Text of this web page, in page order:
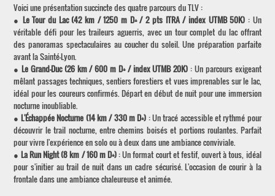
Voici une présentation succincte des quatre parcours du TLV :
● Le Tour du Lac (42 km / 1250 m D+ / 2 pts ITRA / index UTMB 50K) : Un
véritable défi pour les traileurs aguerris, avec un tour complet du lac offrant
des panoramas spectaculaires au coucher du soleil. Une préparation parfaite
avant la Sainté-Lyon.
● Le Grand-Duc (26 km / 600 m D+ / index UTMB 20K): Un parcours exigeant
mêlant passages techniques, sentiers forestiers et vues imprenables sur le lac,
idéal pour les coureurs confirmés. Départ en début de nuit pour une immersion
nocturne inoubliable.
● L'Échappée Nocturne (14 km / 330 m D+) : Un tracé accessible et rythmé pour
découvrir le trail nocturne, entre chemins boisés et portions roulantes. Parfait
pour vivre l'expérience en solo ou à deux dans une ambiance conviviale.
● La Run Night (8 km / 160 m D+): Un format court et festif, ouvert à tous, idéal
pour s'initier au trail de nuit dans un cadre sécurisé. L'occasion de courir à la
frontale dans une ambiance chaleureuse et animée.